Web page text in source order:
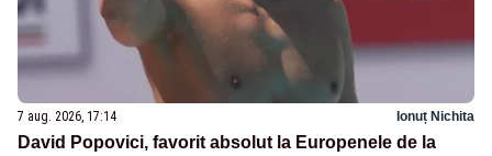
7 aug. 2026, 17:14 Ionuț Nichita
David Popovici, favorit absolut la Europenele de la